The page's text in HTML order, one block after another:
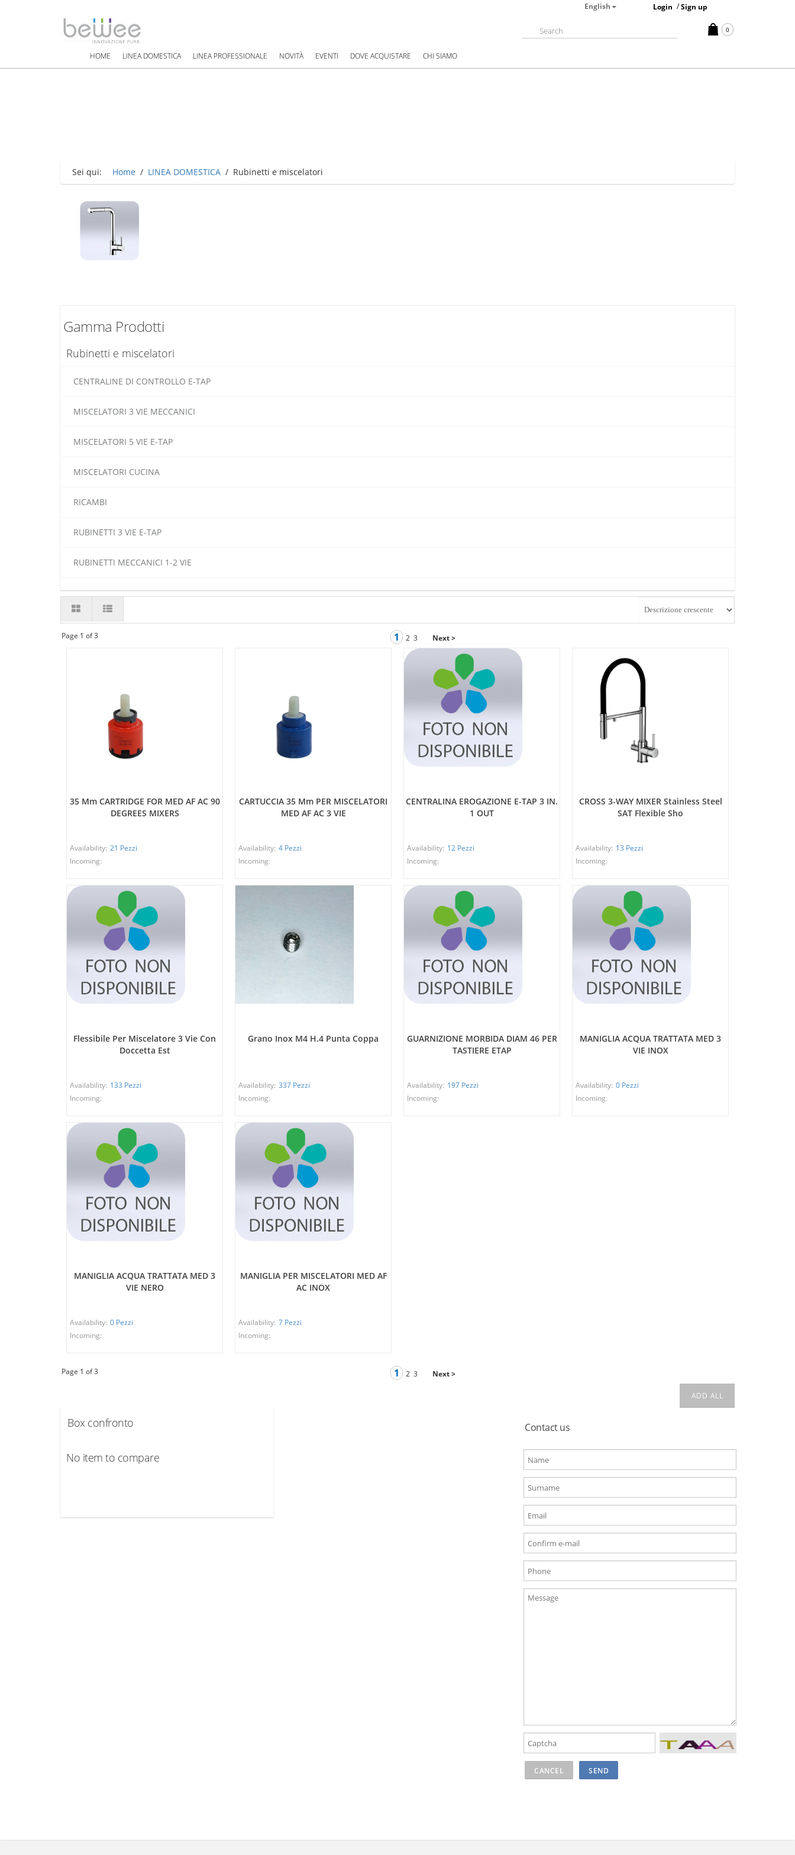
English Login /Sign up
0
HOME LINEA DOMESTICA LINEA PROFESSIONALE NOVITÀ EVENTI DOVE ACQUISTARE CHI SIAMO
Sei qui: Home / LINEA DOMESTICA / Rubinetti e miscelatori
Gamma Prodotti
Rubinetti e miscelatori
CENTRALINE DI CONTROLLO E-TAP
MISCELATORI 3 VIE MECCANICI
MISCELATORI 5 VIE E-TAP
MISCELATORI CUCINA
RICAMBI
RUBINETTI 3 VIE E-TAP
RUBINETTI MECCANICI 1-2 VIE
Page 1 of 3 1 2 3 Next >
35 Mm CARTRIDGE FOR MED AF AC 90
DEGREES MIXERS
Availability: 21 Pezzi
Incoming:
CARTUCCIA 35 Mm PER MISCELATORI
MED AF AC 3 VIE
Availability: 4 Pezzi
Incoming:
CENTRALINA EROGAZIONE E-TAP 3 IN.
1 OUT
Availability: 12 Pezzi
Incoming:
CROSS 3-WAY MIXER Stainless Steel
SAT Flexible Sho
Availability: 13 Pezzi
Incoming:
Flessibile Per Miscelatore 3 Vie Con
Doccetta Est
Availability: 133 Pezzi
Incoming:
Grano Inox M4 H.4 Punta Coppa
Availability: 337 Pezzi
Incoming:
GUARNIZIONE MORBIDA DIAM 46 PER
TASTIERE ETAP
Availability: 197 Pezzi
Incoming:
MANIGLIA ACQUA TRATTATA MED 3
VIE INOX
Availability: 0 Pezzi
Incoming:
MANIGLIA ACQUA TRATTATA MED 3
VIE NERO
Availability: 0 Pezzi
Incoming:
MANIGLIA PER MISCELATORI MED AF
AC INOX
Availability: 7 Pezzi
Incoming:
Page 1 of 3 1 2 3 Next >
Contact us
Box confronto
No item to compare